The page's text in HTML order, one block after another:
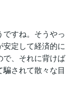
すね。そうやっ
定して経済的に
で、それに背けば
されて散々な目